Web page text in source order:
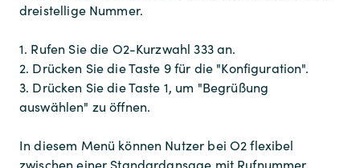
dreistellige Nummer.
1. Rufen Sie die O2-Kurzwahl 333 an.
2. Drücken Sie die Taste 9 für die "Konfiguration".
3. Drücken Sie die Taste 1, um "Begrüßung
auswählen" zu öffnen.
In diesem Menü können Nutzer bei O2 flexibel
zwischen einer Standardansage mit Rufnummer,